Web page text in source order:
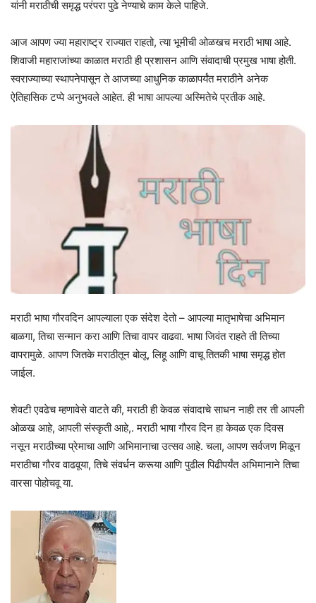
यांनी मराठीची समृद्ध परंपरा पुढे नेण्याचे काम केले पाहिजे.
आज आपण ज्या महाराष्ट्र राज्यात राहतो, त्या भूमीची ओळखच मराठी भाषा आहे.
शिवाजी महाराजांच्या काळात मराठी ही प्रशासन आणि संवादाची प्रमुख भाषा होती.
स्वराज्याच्या स्थापनेपासून ते आजच्या आधुनिक काळापर्यंत मराठीने अनेक
ऐतिहासिक टप्पे अनुभवले आहेत. ही भाषा आपल्या अस्मितेचे प्रतीक आहे.
मराठी भाषा गौरवदिन आपल्याला एक संदेश देतो – आपल्या मातृभाषेचा अभिमान
बाळगा, तिचा सन्मान करा आणि तिचा वापर वाढवा. भाषा जिवंत राहते ती तिच्या
वापरामुळे. आपण जितके मराठीतून बोलू, लिहू आणि वाचू तितकी भाषा समृद्ध होत
जाईल.
शेवटी एवढेच म्हणावेसे वाटते की, मराठी ही केवळ संवादाचे साधन नाही तर ती आपली
ओळख आहे, आपली संस्कृती आहे,. मराठी भाषा गौरव दिन हा केवळ एक दिवस
नसून मराठीच्या प्रेमाचा आणि अभिमानाचा उत्सव आहे. चला, आपण सर्वजण मिळून
मराठीचा गौरव वाढवूया, तिचे संवर्धन करूया आणि पुढील पिढीपर्यंत अभिमानाने तिचा
वारसा पोहोचवू या.